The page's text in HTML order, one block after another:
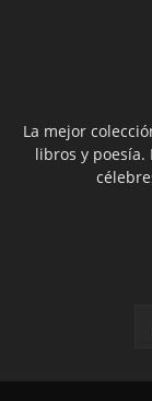
La mejor
libros y poesía.